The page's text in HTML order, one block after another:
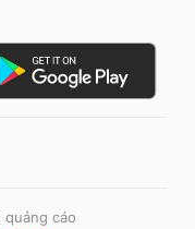
quảng cáo